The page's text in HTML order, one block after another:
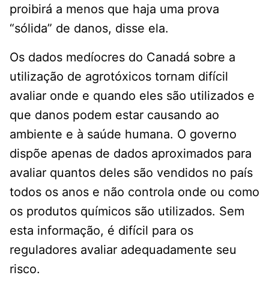
proibirá a menos que haja uma prova
“sólida” de danos, disse ela.
Os dados medíocres do Canadá sobre a
utilização de agrotóxicos tornam difícil
avaliar onde e quando eles são utilizados e
que danos podem estar causando ao
ambiente e à saúde humana. O governo
dispõe apenas de dados aproximados para
avaliar quantos deles são vendidos no país
todos os anos e não controla onde ou como
os produtos químicos são utilizados. Sem
esta informação, é difícil para os
reguladores avaliar adequadamente seu
risco.